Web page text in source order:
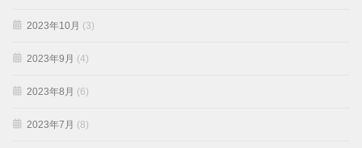
2023年10月 (3)
2023年9月 (4)
2023年8月 (6)
2023年7月 (8)